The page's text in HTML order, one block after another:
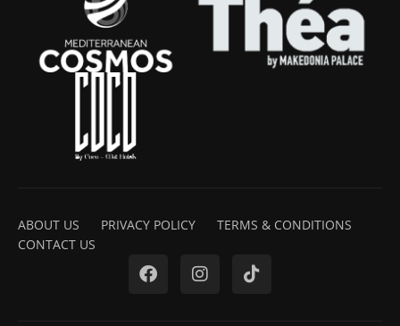
ABOUT US PRIVACY POLICY
TERMS & CONDITIONS
CONTACT US